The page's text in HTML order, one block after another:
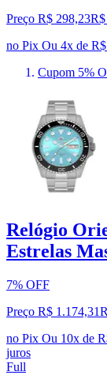
Preço R$ 298,23R$
no Pix Ou 4x de
Cupom 5%
Relógio
Estrelas
7% OFF
Preço R$ 1.174,31
no Pix Ou 10x de
juros
Full